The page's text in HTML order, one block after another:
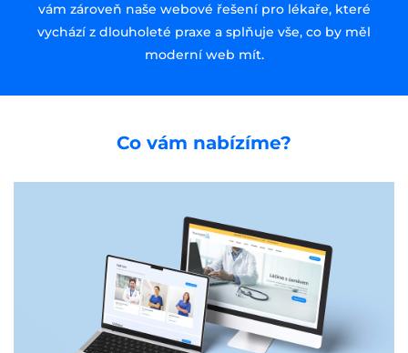
vám zároveň naše webové řešení pro lékaře, které
vychází z dlouholeté praxe a splňuje vše, co by měl
moderní web mít.
Co vám nabízíme?